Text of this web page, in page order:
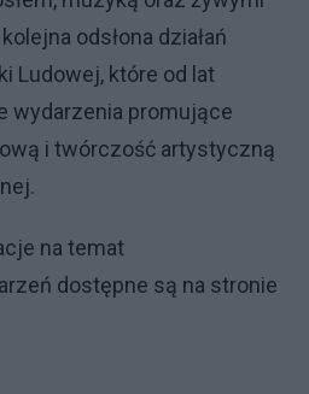
odsłona działań
Ludowej, które od lat
wydarzenia promujące
i twórczość artystyczną
na temat
dostępne są na stronie